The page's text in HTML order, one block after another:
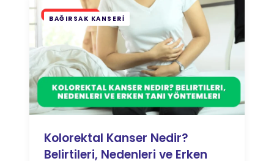
BAĞIRSAK KANSERI
Kolorektal Kanser Nedir?
Belirtileri, Nedenleri ve Erken